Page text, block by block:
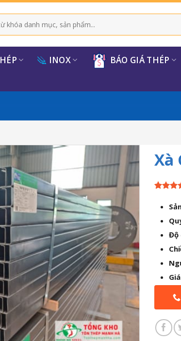
INOX BÁO GIÁ THÉP
Xà
dựa trên
Độ